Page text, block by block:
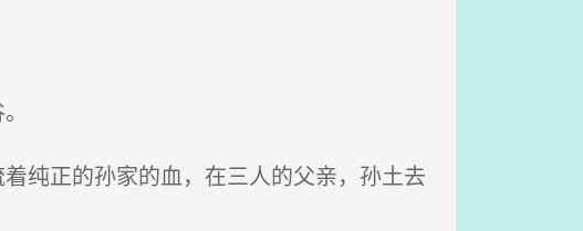
纯正的孙家的血，在三人的父亲，孙土去